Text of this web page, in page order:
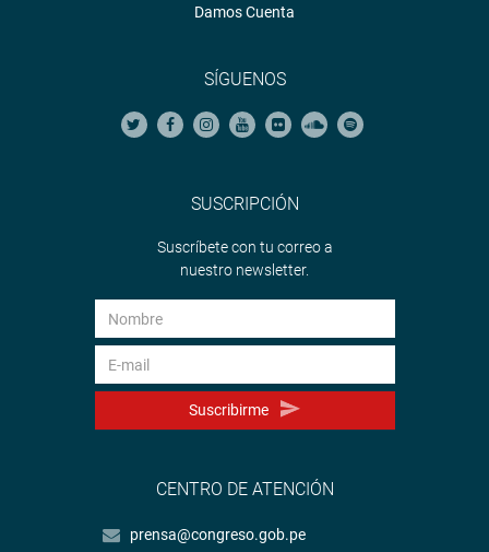
Damos Cuenta
SÍGUENOS
SUSCRIPCIÓN
Suscríbete con tu correo a
nuestro newsletter.
Suscribirme
CENTRO DE ATENCIÓN
prensa@congreso.gob.pe